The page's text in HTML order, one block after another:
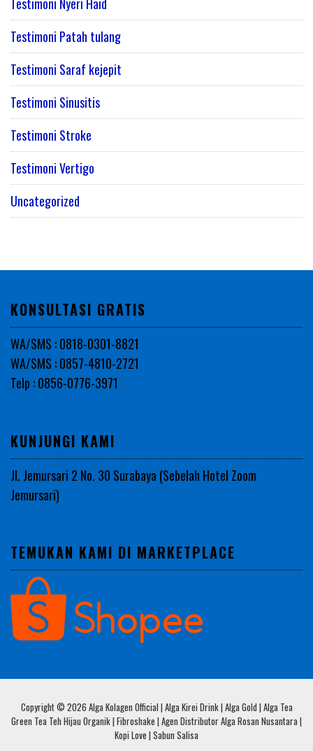
Testimoni Patah tulang
Testimoni Saraf kejepit
Testimoni Sinusitis
Testimoni Stroke
Testimoni Vertigo
Uncategorized
KONSULTASI GRATIS
WA/SMS : 0818-0301-8821
WA/SMS : 0857-4810-2721
Telp : 0856-0776-3971
KUNJUNGI KAMI
Jl. Jemursari 2 No. 30 Surabaya (Sebelah Hotel Zoom
Jemursari)
TEMUKAN KAMI DI MARKETPLACE
Copyright © 2026 Alga Kolagen Official | Alga Kirei Drink | Alga Gold | Alga Tea
Green Tea Teh Hijau Organik | Fibroshake | Agen Distributor Alga Rosan Nusantara |
Kopi Love | Sabun Salisa